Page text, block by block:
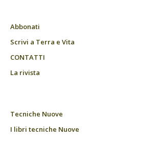
Abbonati
Scrivi a Terra e Vita
CONTATTI
La rivista
Tecniche Nuove
I libri tecniche Nuove